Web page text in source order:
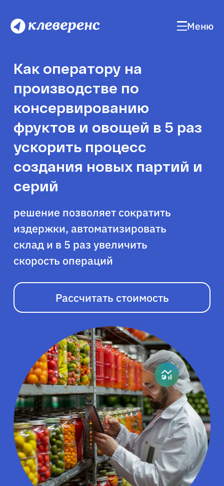
Меню
Как оператору на
производстве по
консервированию
фруктов и овощей в 5 раз
ускорить процесс
создания новых партий и
серий
решение позволяет сократить
издержки, автоматизировать
склад и в 5 раз увеличить
скорость операций
Рассчитать стоимость